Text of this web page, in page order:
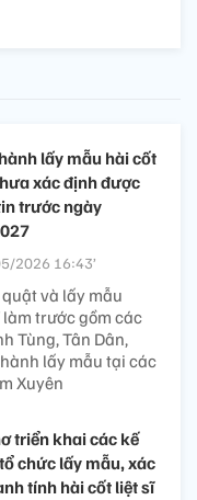
lấy mẫu hài cốt
xác định được
trước ngày
2026 16:43’
và lấy mẫu
trước gồm các
Tùng, Tân Dân,
lấy mẫu tại các
Xuyên
triển khai các kế
chức lấy mẫu, xác
tính hài cốt liệt sĩ